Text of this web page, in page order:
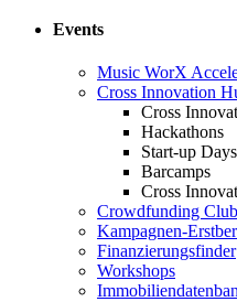
Events
Music WorX
Cross Innovation
Cross
Hackathons
Start-up Days
Barcamps
Cross
Crowdfunding Club
Kampagnen-
Finanzierungsfinder
Workshops